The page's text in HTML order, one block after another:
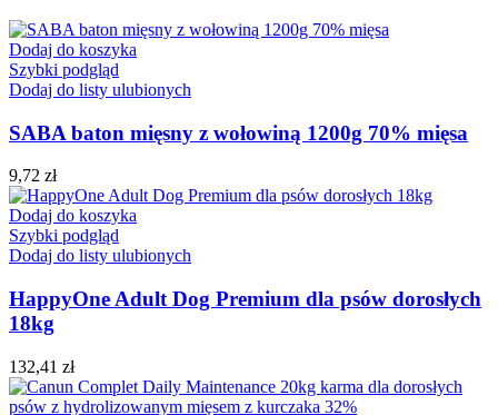
Dodaj do koszyka
Szybki podgląd
Dodaj do listy ulubionych
SABA baton mięsny z wołowiną 1200g 70% mięsa
9,72 zł
Dodaj do koszyka
Szybki podgląd
Dodaj do listy ulubionych
HappyOne Adult Dog Premium dla psów dorosłych
18kg
132,41 zł